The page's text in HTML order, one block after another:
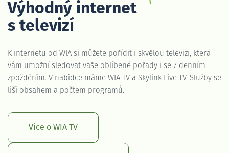
Výhodný internet
s televizí
K internetu od WIA si můžete pořídit i skvělou televizi, která
vám umožní sledovat vaše oblíbené pořady i se 7 denním
zpožděním. V nabídce máme WIA TV a Skylink Live TV. Služby se
liší obsahem a počtem programů.
Více o WIA TV